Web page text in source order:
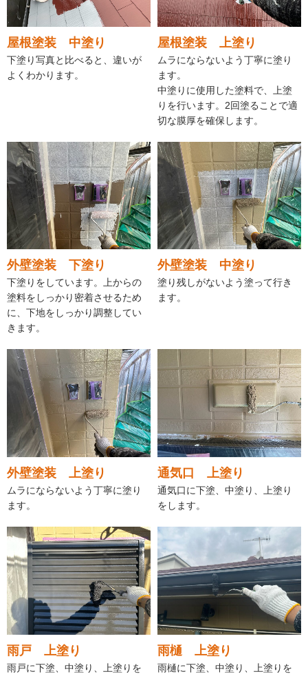
屋根塗装 中塗り
下塗り写真と比べると、違いが
よくわかります。
屋根塗装 上塗り
ムラにならないよう丁寧に塗り
ます。
中塗りに使用した塗料で、上塗
りを行います。2回塗ることで適
切な膜厚を確保します。
外壁塗装 下塗り
下塗りをしています。上からの
塗料をしっかり密着させるため
に、下地をしっかり調整してい
きます。
外壁塗装 中塗り
塗り残しがないよう塗って行き
ます。
外壁塗装 上塗り
ムラにならないよう丁寧に塗り
ます。
通気口 上塗り
通気口に下塗、中塗り、上塗り
をします。
雨戸 上塗り
雨戸に下塗、中塗り、上塗りを
雨樋 上塗り
雨樋に下塗、中塗り、上塗りを